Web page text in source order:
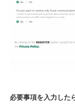
必要事項を入力した